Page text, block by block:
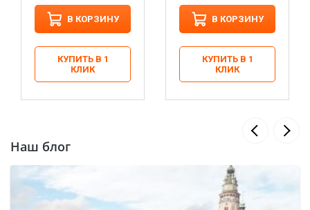
В КОРЗИНУ
КУПИТЬ В 1
КЛИК
В КОРЗИНУ
КУПИТЬ В 1
КЛИК
Наш блог